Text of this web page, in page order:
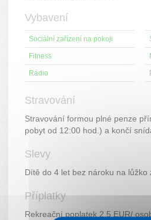
Vybavení
Sociální zařízení na pokoji
Fitness
Rádio
Stravování
Stravování formou plné penze
pobyt od 12:00 hod.) a končí
Slevy
Dítě do 4 let bez nároku na lůžko
Příplatky
Rekreační poplatek 2,5 EUR/